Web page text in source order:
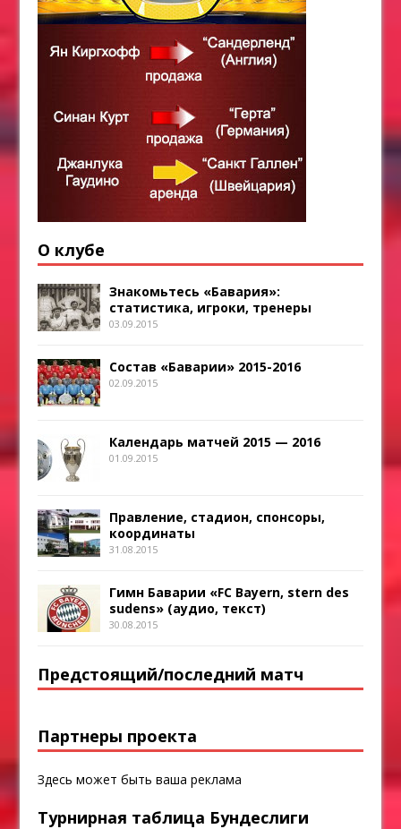
О клубе
Знакомьтесь «Бавария»:
статистика, игроки, тренеры
03.09.2015
Состав «Баварии» 2015-2016
02.09.2015
Календарь матчей 2015 — 2016
01.09.2015
Правление, стадион, спонсоры,
координаты
31.08.2015
Гимн Баварии «FC Bayern, stern des
sudens» (аудио, текст)
30.08.2015
Предстоящий/последний матч
Партнеры проекта
Здесь может быть ваша реклама
Турнирная таблица Бундеслиги